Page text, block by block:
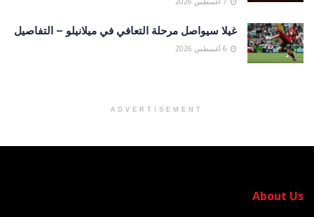
غيلا سيواصل مرحلة التعافي في ميلانيلو – التفاصيل
ADVERTISEMENT
About Us